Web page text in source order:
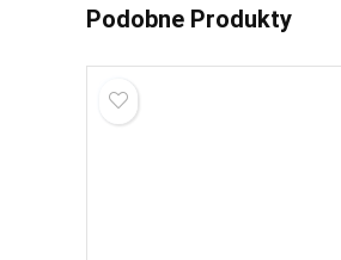
Podobne Produkty